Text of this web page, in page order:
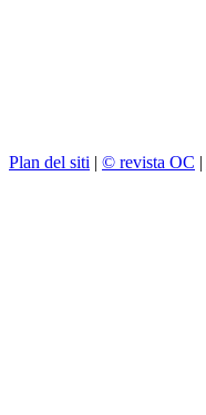
Plan del siti | © revista OC |